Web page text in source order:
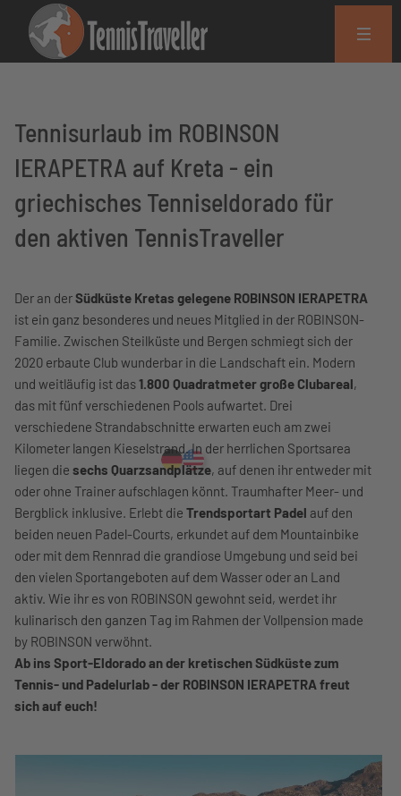
Tennisurlaub im ROBINSON
IERAPETRA auf Kreta - ein
griechisches Tenniseldorado für
den aktiven TennisTraveller
Der an derSüdküste Kretas gelegene ROBINSON IERAPETRA
ist ein ganz besonderes und neues Mitglied in der ROBINSON-
Familie. Zwischen Steilküste und Bergen schmiegt sich der
2020 erbaute Club wunderbar in die Landschaft ein. Modern
und weitläufig ist das1.800 Quadratmeter große Clubareal,
das mit fünf verschiedenen Pools aufwartet. Drei
verschiedene Strandabschnitte erwarten euch am zwei
Kilometer langen Kieselstrand. In der herrlichen Sportsarea
liegen die sechs Quarzsandplätze, auf denen ihr entweder mit
oder ohne Trainer aufschlagen könnt. Traumhafter Meer- und
Bergblick inklusive. Erlebt die Trendsportart Padel auf den
beiden neuen Padel-Courts, erkundet auf dem Mountainbike
oder mit dem Rennrad die grandiose Umgebung und seid bei
den vielen Sportangeboten auf dem Wasser oder an Land
aktiv. Wie ihr es von ROBINSON gewohnt seid, werdet ihr
kulinarisch den ganzen Tag im Rahmen der Vollpension made
by ROBINSON verwöhnt.
Ab ins Sport-Eldorado an der kretischen Südküste zum
Tennis- und Padelurlab - der ROBINSON IERAPETRA freut
sich auf euch!